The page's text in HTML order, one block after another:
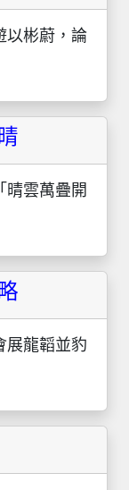
以彬蔚，論
晴雲萬疊開
展龍韜並豹